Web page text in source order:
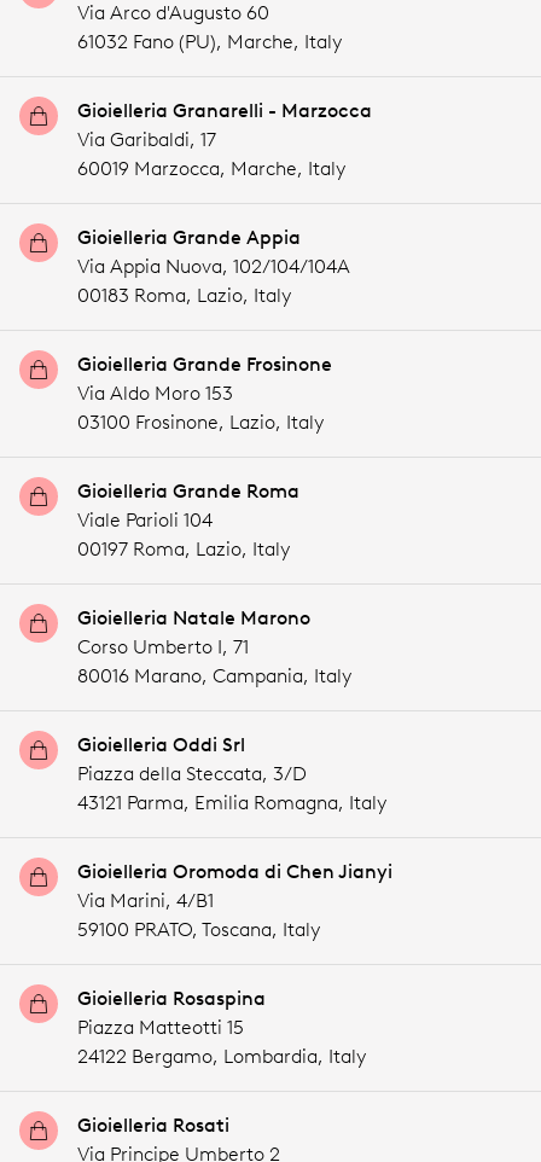
Via Arco d'Augusto 60
61032 Fano (PU), Marche, Italy
Gioielleria Granarelli - Marzocca
Via Garibaldi, 17
60019 Marzocca, Marche, Italy
Gioielleria Grande Appia
Via Appia Nuova, 102/104/104A
00183 Roma, Lazio, Italy
Gioielleria Grande Frosinone
Via Aldo Moro 153
03100 Frosinone, Lazio, Italy
Gioielleria Grande Roma
Viale Parioli 104
00197 Roma, Lazio, Italy
Gioielleria Natale Marono
Corso Umberto I, 71
80016 Marano, Campania, Italy
Gioielleria Oddi Srl
Piazza della Steccata, 3/D
43121 Parma, Emilia Romagna, Italy
Gioielleria Oromoda di Chen Jianyi
Via Marini, 4/B1
59100 PRATO, Toscana, Italy
Gioielleria Rosaspina
Piazza Matteotti 15
24122 Bergamo, Lombardia, Italy
Gioielleria Rosati
Via Principe Umberto 2